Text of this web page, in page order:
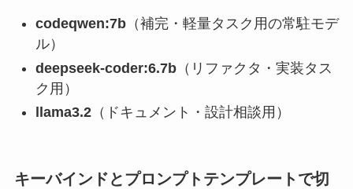
codeqwen:7b（補完・軽量タスク用の常駐モデ
ル）
deepseek-coder:6.7b（リファクタ・実装タス
ク用）
llama3.2（ドキュメント・設計相談用）
キーバインドとプロンプトテンプレートで切